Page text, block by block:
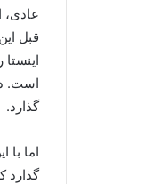
قبل
است.
گذارد.
اما
گذارد